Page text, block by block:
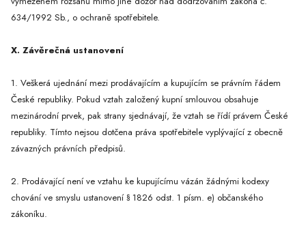
634/1992 Sb., o ochraně spotřebitele.
X. Závěrečná ustanovení
1. Veškerá ujednání mezi prodávajícím a kupujícím se právním řádem
České republiky. Pokud vztah založený kupní smlouvou obsahuje
mezinárodní prvek, pak strany sjednávají, že vztah se řídí právem České
republiky. Tímto nejsou dotčena práva spotřebitele vyplývající z obecně
závazných právních předpisů.
2. Prodávající není ve vztahu ke kupujícímu vázán žádnými kodexy
chování ve smyslu ustanovení § 1826 odst. 1 písm. e) občanského
zákoníku.